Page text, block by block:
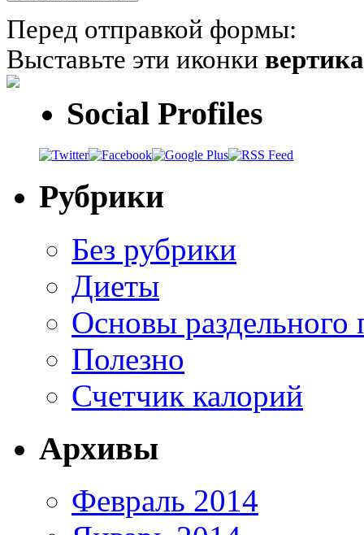
Перед отправкой формы:
Выставьте эти иконки
Social Profiles
Рубрики
Без рубрики
Диеты
Основы раздельного
Полезно
Счетчик калорий
Архивы
Февраль 2014